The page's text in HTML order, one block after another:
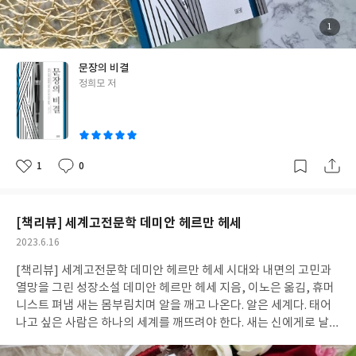
가 이뤄낼 것이다. 좋은 글이란 형식과 내용 면에서 균형감이 있고,
표현의 디테일이 살아 있는 글이다. 균형이란 글 전체 구조의 안정감
이다. 흔히 기승전결이라 하는 구조를 갖추어야 하는 이유는 안정감
이다. 어떤 주제로 쓰는 글인지를 밝히고, 주제에 어울리는 글을 덧
붙여 전개하고, 주제를 증명하는 일화나 근거를 대고, 여운 혹은 강
한 인상을 주는 깔끔한 마무리를 하는 것이 기승전결이다. 말로는 쉽
다. 실전이 어려울 뿐:)) 하지만 우린 글을 읽고 글로 정보를 전달하
는 사람들이니 도전해보지 않고 넘어갈 순 없겠당! 예컨대 정희모
자니, 정말 짧고 간결하고 명확하고 재밌다. 그럼 일단 나는 글쓴이
을 수 있으며, 좋은 문장이란 적가의 의미가 고스란히 독자에게 전
달된 문장이라 하겠다. 그럼 작가의 의도를 이해하지 못하거나 자기
이는 것이라, 라고 위로해야 하나? 독자가 이해할 수 없는 글을 쓴
작가가 욕을 들어야 하는 건 아닌가? 글쓰기 이론을 연구하고 가르
쳐온 정희모 저자는 좋은 문장 단단한 글을 쓰는 열 가지 비법을 담
은 "문장의 비결"에서 우리말 한국어는 짧게 쓸 때 더 빛난다고 말
첨
부
된
사
1
문장의 비결
글
정희모 저
좋
1
댓
0
작
[책리뷰] 세계고전문학 데미안 헤르만 헤세
작
일
2023.6.16
[책리뷰] 세계고전문학 데미안 헤르만 헤세 시대와 내면의 고민과
열망을 그린 성장소설 데미안 헤르만 헤세 지음, 이노은 옮김, 휴머
니스트 펴냄 새는 몸부림치며 알을 깨고 나온다. 알은 세계다. 태어
나고 싶은 사람은 하나의 세계를 깨뜨려야 한다. 새는 신에게로 날아